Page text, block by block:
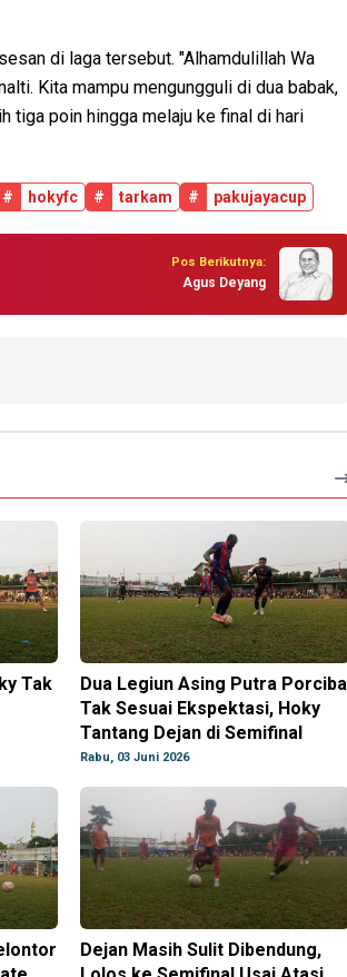
di laga tersebut. "Alhamdulillah Wa
Kita mampu mengungguli di dua babak,
tiga poin hingga melaju ke final di hari
# hokyfc # tarkam # pakujayacup
Pos Berikutnya:
Agus Deyang
Tak
Dua Legiun Asing Putra Porciba
Tak Sesuai Ekspektasi, Hoky
Tantang Dejan di Semifinal
Rabu, 03 Juni 2026
Dejan Masih Sulit Dibendung,